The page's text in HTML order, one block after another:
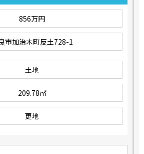
856万円
市加治木町反土728-1
土地
209.78㎡
更地